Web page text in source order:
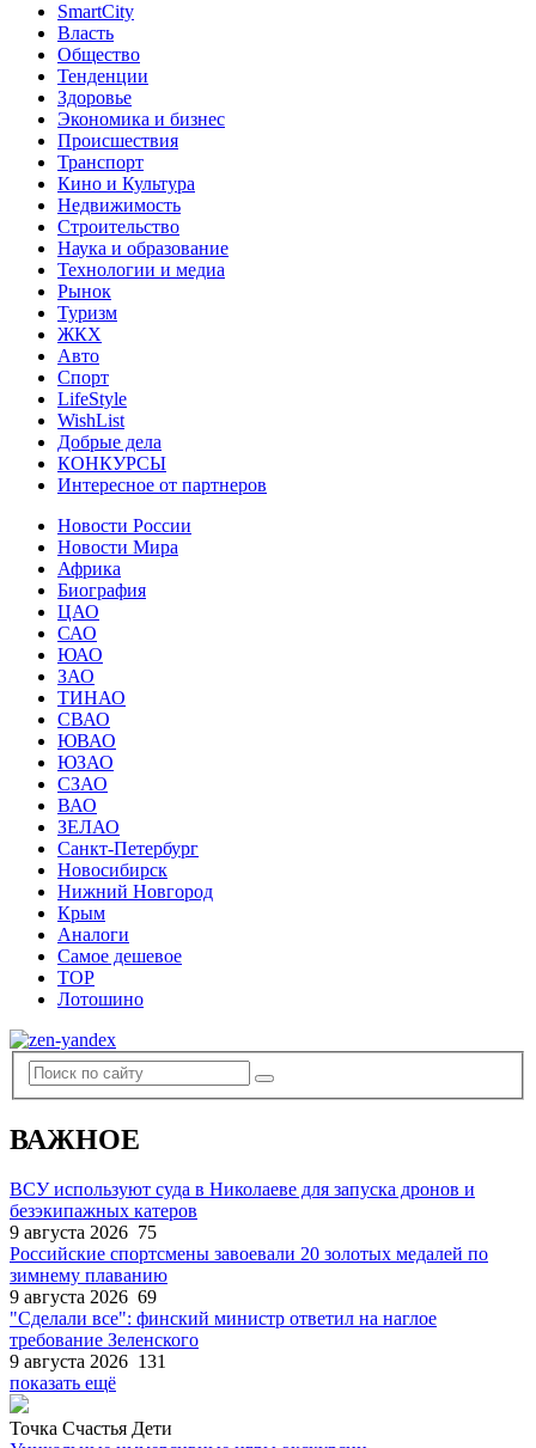
SmartCity
Власть
Общество
Тенденции
Здоровье
Экономика и бизнес
Происшествия
Транспорт
Кино и Культура
Недвижимость
Строительство
Наука и образование
Технологии и медиа
Рынок
Туризм
ЖКХ
Авто
Спорт
LifeStyle
WishList
Добрые дела
КОНКУРСЫ
Интересное от партнеров
Новости России
Новости Мира
Африка
Биография
ЦАО
САО
ЮАО
ЗАО
ТИНАО
СВАО
ЮВАО
ЮЗАО
СЗАО
ВАО
ЗЕЛАО
Санкт-Петербург
Новосибирск
Нижний Новгород
Крым
Аналоги
Самое дешевое
TOP
Лотошино
ВАЖНОЕ
ВСУ используют суда в Николаеве для запуска дронов и
безэкипажных катеров
9 августа 2026 75
Российские спортсмены завоевали 20 золотых медалей по
зимнему плаванию
9 августа 2026 69
"Сделали все": финский министр ответил на наглое
требование Зеленского
9 августа 2026 131
показать ещё
Точка Счастья Дети